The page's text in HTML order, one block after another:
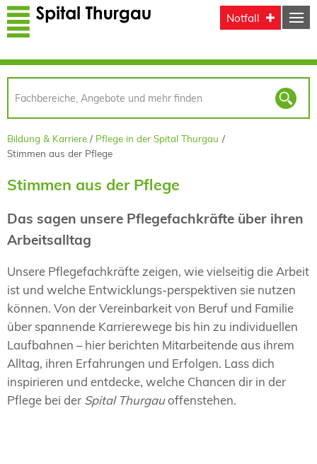
Direkt zum Inhalt
Notfall
Bildung & Karriere
Pflege in der Spital Thurgau
Stimmen aus der Pflege
Stimmen aus der Pflege
Das sagen unsere Pflegefachkräfte über ihren
Arbeitsalltag
Unsere Pflegefachkräfte zeigen, wie vielseitig die Arbeit
ist und welche Entwicklungs-perspektiven sie nutzen
können. Von der Vereinbarkeit von Beruf und Familie
über spannende Karrierewege bis hin zu individuellen
Laufbahnen – hier berichten Mitarbeitende aus ihrem
Alltag, ihren Erfahrungen und Erfolgen. Lass dich
inspirieren und entdecke, welche Chancen dir in der
Pflege bei der Spital Thurgauoffenstehen.